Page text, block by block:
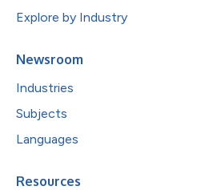
Explore by Industry
Newsroom
Industries
Subjects
Languages
Resources